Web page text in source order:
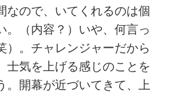
なので、いてくれるのは個
。（内容？）いや、何言っ
）。チャレンジャーだから
士気を上げる感じのことを
。開幕が近づいてきて、上